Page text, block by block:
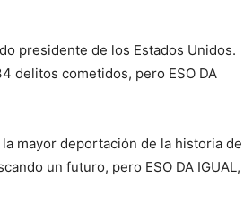
presidente de los Estados Unidos.
delitos cometidos, pero ESO DA
mayor deportación de la historia de
un futuro, pero ESO DA IGUAL,